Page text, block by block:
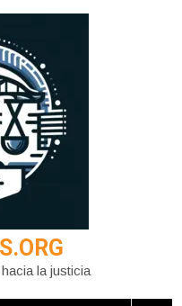
la justicia